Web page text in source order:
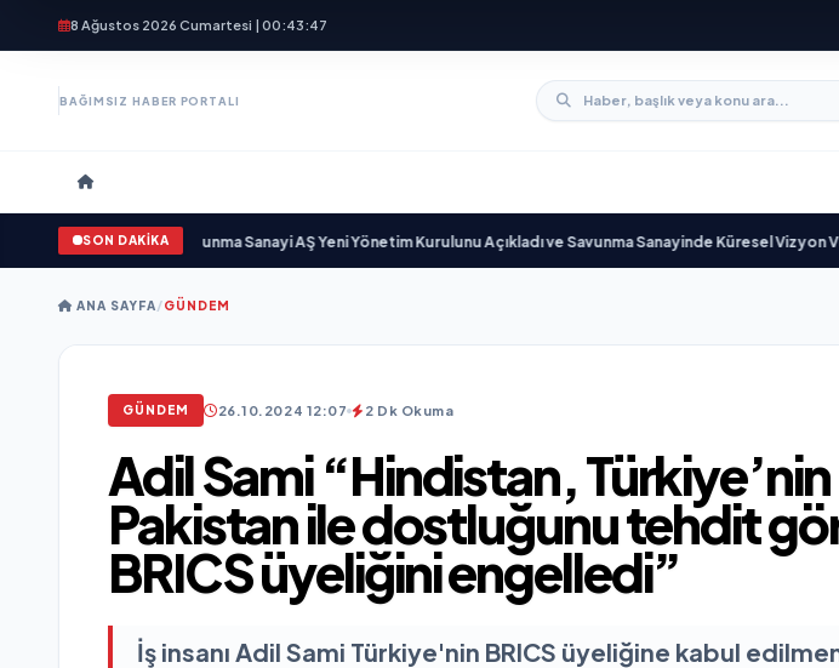
8 Ağustos 2026 Cumartesi | 00:43:48
BAĞIMSIZ HABER PORTALI
SON DAKİKA
Açıkgöz Savunma Sanayi AŞ Yeni Yönetim Kurulunu Açıkladı ve Savunma Sanayinde Küresel Vizyon Vurgusu•
ANA SAYFA/GÜNDEM
GÜNDEM 26.10.2024 12:07 2 Dk Okuma
Adil Sami “Hindistan, Türkiye’nin
Pakistan ile dostluğunu tehdit
BRICS üyeliğini engelledi”
İş insanı Adil Sami Türkiye'nin BRICS üyeliğine kabul